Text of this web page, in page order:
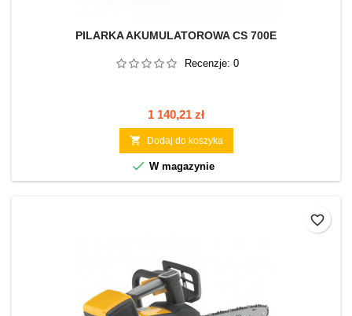
PILARKA AKUMULATOROWA CS 700E
Recenzje: 0
Cena
1 140,21 zł
 Dodaj do koszyka
 W magazynie
favorite_border